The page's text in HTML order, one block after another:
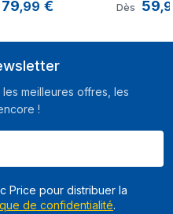
79,99 € Dès 59,
meilleures offres, les
!
Price pour distribuer la
de confidentialité.